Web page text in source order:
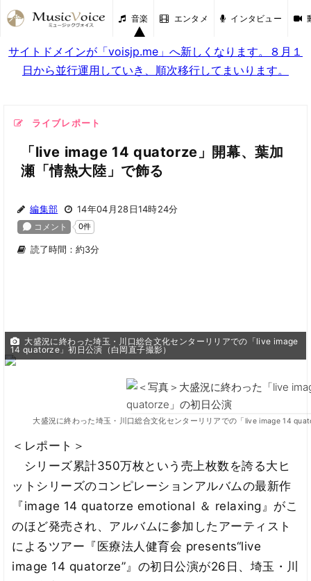
音楽 エンタメ インタビュー
サイトドメインが「voisjp.me」へ新しくなります。８月１
日から並行運用していき、順次移行してまいります。
ライブレポート
「live image 14 quatorze」開幕、葉加
瀬「情熱大陸」で飾る
編集部 14年04月28日14時24分
読了時間：約3分
大盛況に終わった埼玉・川口総合文化センターリリアでの「live image
14 quatorze」初日公演（白岡直子撮影）
大盛況に終わった埼玉・川口総合文化センターリリアでの「live image 14
＜レポート＞
シリーズ累計350万枚という売上枚数を誇る大ヒ
ットシリーズのコンピレーションアルバムの最新作
『image 14 quatorze emotional ＆ relaxing』がこ
のほど発売され、アルバムに参加したアーティスト
によるツアー『医療法人健育会 presents“live
image 14 quatorze”』の初日公演が26日、埼玉・川